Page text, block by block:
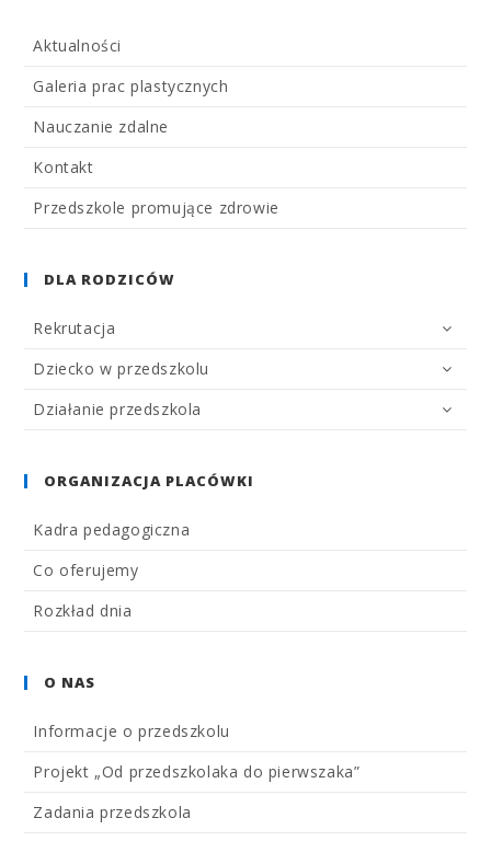
Aktualności
Galeria prac plastycznych
Nauczanie zdalne
Kontakt
Przedszkole promujące zdrowie
DLA RODZICÓW
Rekrutacja
Dziecko w przedszkolu
Działanie przedszkola
ORGANIZACJA PLACÓWKI
Kadra pedagogiczna
Co oferujemy
Rozkład dnia
O NAS
Informacje o przedszkolu
Projekt „Od przedszkolaka do pierwszaka”
Zadania przedszkola